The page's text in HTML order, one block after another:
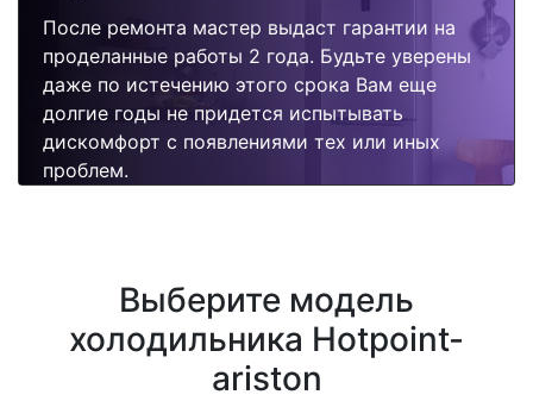
После ремонта мастер выдаст гарантии на
проделанные работы 2 года. Будьте уверены
даже по истечению этого срока Вам еще
долгие годы не придется испытывать
дискомфорт с появлениями тех или иных
проблем.
Выберите модель
холодильника Hotpoint-
ariston